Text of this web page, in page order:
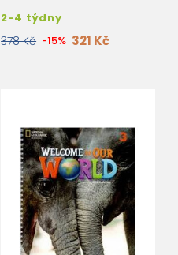
2-4 týdny
378 Kč -15% 321 Kč